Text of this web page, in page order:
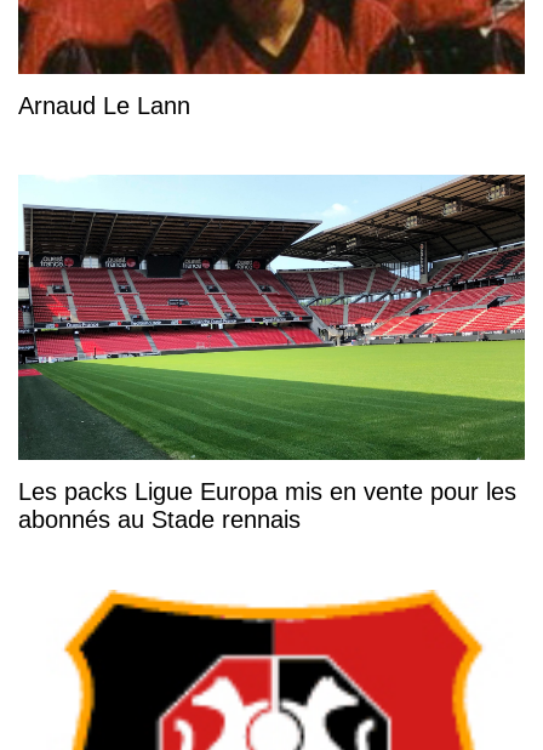
Arnaud Le Lann
Les packs Ligue Europa mis en vente pour les
abonnés au Stade rennais